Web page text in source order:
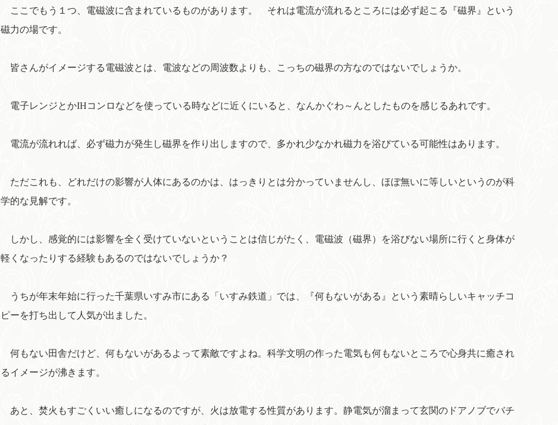
ここでもう１つ、電磁波に含まれているものがあります。 それは電流が流れるところには必ず起こる『磁界』という
磁力の場です。
皆さんがイメージする電磁波とは、電波などの周波数よりも、こっちの磁界の方なのではないでしょうか。
電子レンジとかIHコンロなどを使っている時などに近くにいると、なんかぐわ～んとしたものを感じるあれです。
電流が流れれば、必ず磁力が発生し磁界を作り出しますので、多かれ少なかれ磁力を浴びている可能性はあります。
ただこれも、どれだけの影響が人体にあるのかは、はっきりとは分かっていませんし、ほぼ無いに等しいというのが科
学的な見解です。
しかし、感覚的には影響を全く受けていないということは信じがたく、電磁波（磁界）を浴びない場所に行くと身体が
軽くなったりする経験もあるのではないでしょうか？
うちが年末年始に行った千葉県いすみ市にある「いすみ鉄道」では、『何もないがある』という素晴らしいキャッチコ
ピーを打ち出して人気が出ました。
何もない田舎だけど、何もないがあるよって素敵ですよね。科学文明の作った電気も何もないところで心身共に癒され
るイメージが沸きます。
あと、焚火もすごくいい癒しになるのですが、火は放電する性質があります。静電気が溜まって玄関のドアノブでバチ